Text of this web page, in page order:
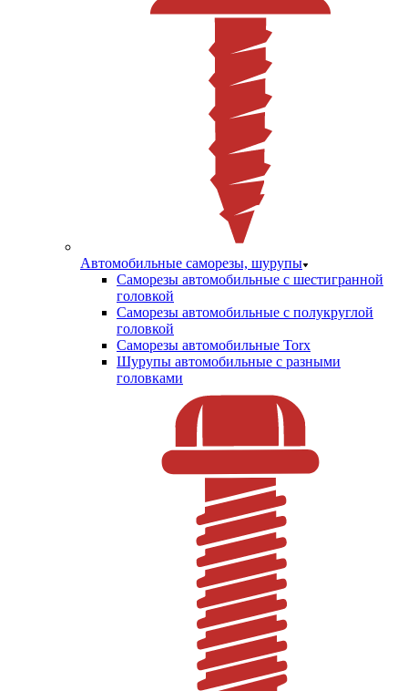
Автомобильные саморезы, шурупы
Саморезы автомобильные с шестигранной
головкой
Саморезы автомобильные с полукруглой
головкой
Саморезы автомобильные Torx
Шурупы автомобильные с разными
головками